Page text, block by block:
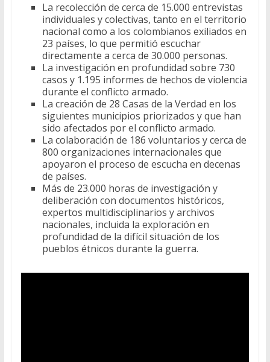
La recolección de cerca de 15.000 entrevistas
individuales y colectivas, tanto en el territorio
nacional como a los colombianos exiliados en
23 países, lo que permitió escuchar
directamente a cerca de 30.000 personas.
La investigación en profundidad sobre 730
casos y 1.195 informes de hechos de violencia
durante el conflicto armado.
La creación de 28 Casas de la Verdad en los
siguientes municipios priorizados y que han
sido afectados por el conflicto armado.
La colaboración de 186 voluntarios y cerca de
800 organizaciones internacionales que
apoyaron el proceso de escucha en decenas
de países.
Más de 23.000 horas de investigación y
deliberación con documentos históricos,
expertos multidisciplinarios y archivos
nacionales, incluida la exploración en
profundidad de la difícil situación de los
pueblos étnicos durante la guerra.